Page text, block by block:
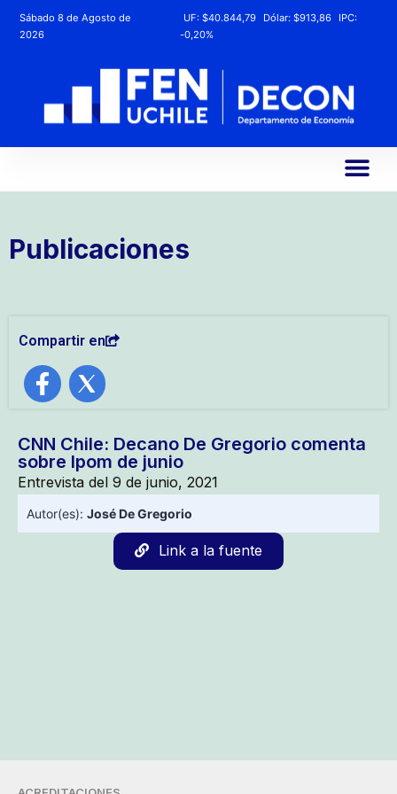
Sábado 8 de Agosto de
2026
UF:$40.844,79 Dólar:$913,86
IPC:
-0,20%
Publicaciones
Compartir en
CNN Chile: Decano De Gregorio comenta
sobre Ipom de junio
Entrevista del 9 de junio, 2021
Autor(es): José De Gregorio
Link a la fuente